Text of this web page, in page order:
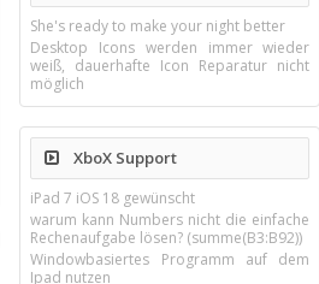
She's ready to make your night better
Desktop Icons werden immer wieder
weiß, dauerhafte Icon Reparatur nicht
möglich
XboX Support
iPad 7 iOS 18 gewünscht
warum kann Numbers nicht die einfache
Rechenaufgabe lösen? (summe(B3:B92))
Windowbasiertes Programm auf dem
Ipad nutzen